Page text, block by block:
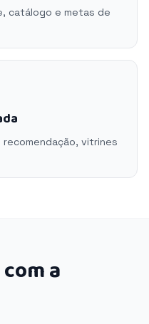
catálogo e metas de
vitrines
a